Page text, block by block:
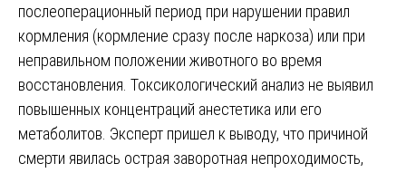
послеоперационный период при нарушении правил
кормления (кормление сразу после наркоза) или при
неправильном положении животного во время
восстановления. Токсикологический анализ не выявил
повышенных концентраций анестетика или его
метаболитов. Эксперт пришел к выводу, что причиной
смерти явилась острая заворотная непроходимость,